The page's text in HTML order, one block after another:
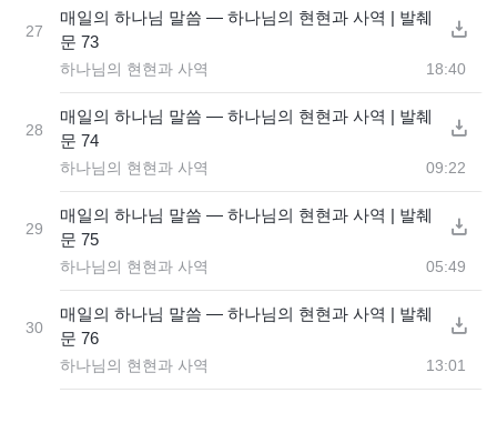
27
매일의 하나님 말씀 ― 하나님의 현현과 사역 | 발췌
문 73
하나님의 현현과 사역 18:40
28
매일의 하나님 말씀 ― 하나님의 현현과 사역 | 발췌
문 74
하나님의 현현과 사역 09:22
29
매일의 하나님 말씀 ― 하나님의 현현과 사역 | 발췌
문 75
하나님의 현현과 사역 05:49
30
매일의 하나님 말씀 ― 하나님의 현현과 사역 | 발췌
문 76
하나님의 현현과 사역 13:01